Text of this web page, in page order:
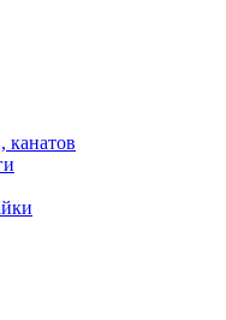
канатов